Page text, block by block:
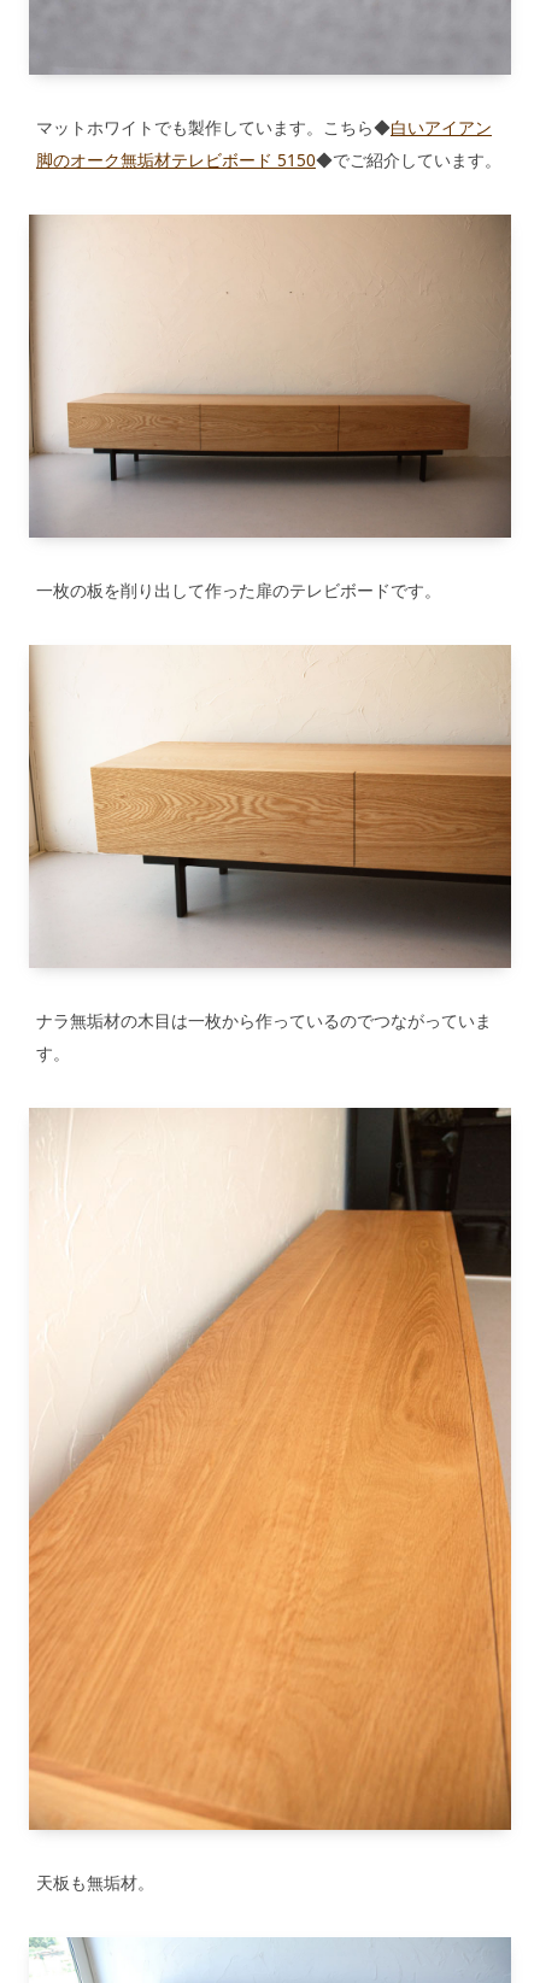
マットホワイトでも製作しています。こちら◆白いアイアン
脚のオーク無垢材テレビボード 5150◆でご紹介しています。
一枚の板を削り出して作った扉のテレビボードです。
ナラ無垢材の木目は一枚から作っているのでつながっていま
す。
天板も無垢材。